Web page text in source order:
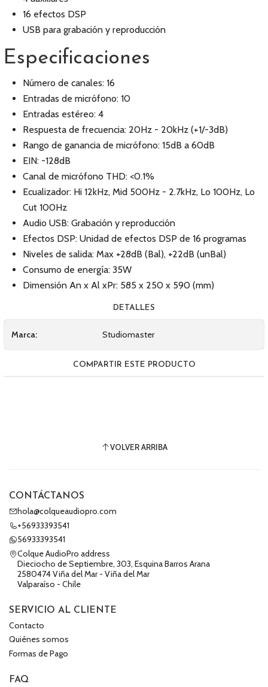
16 efectos DSP
USB para grabación y reproducción
Especificaciones
Número de canales: 16
Entradas de micrófono: 10
Entradas estéreo: 4
Respuesta de frecuencia: 20Hz - 20kHz (+1/-3dB)
Rango de ganancia de micrófono: 15dB a 60dB
EIN: -128dB
Canal de micrófono THD: <0.1%
Ecualizador: Hi 12kHz, Mid 500Hz - 2.7kHz, Lo 100Hz, Lo
Cut 100Hz
Audio USB: Grabación y reproducción
Efectos DSP: Unidad de efectos DSP de 16 programas
Niveles de salida: Max +28dB (Bal), +22dB (unBal)
Consumo de energía: 35W
Dimensión An x Al xPr: 585 x 250 x 590 (mm)
DETALLES
Marca: Studiomaster
COMPARTIR ESTE PRODUCTO
VOLVER ARRIBA
CONTÁCTANOS
hola@colqueaudiopro.com
+56933393541
56933393541
Colque AudioPro address
Dieciocho de Septiembre, 303, Esquina Barros Arana
2580474 Viña del Mar - Viña del Mar
Valparaíso - Chile
SERVICIO AL CLIENTE
Contacto
Quiénes somos
Formas de Pago
FAQ